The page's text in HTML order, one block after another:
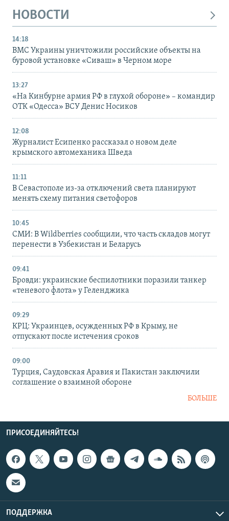
НОВОСТИ
14:18
ВМС Украины уничтожили российские объекты на
буровой установке «Сиваш» в Черном море
13:27
«На Кинбурне армия РФ в глухой обороне» – командир
ОТК «Одесса» ВСУ Денис Носиков
12:08
Журналист Есипенко рассказал о новом деле
крымского автомеханика Шведа
11:11
В Севастополе из-за отключений света планируют
менять схему питания светофоров
10:45
СМИ: В Wildberries сообщили, что часть складов могут
перенести в Узбекистан и Беларусь
09:41
Бровди: украинские беспилотники поразили танкер
«теневого флота» у Геленджика
09:29
КРЦ: Украинцев, осужденных РФ в Крыму, не
отпускают после истечения сроков
09:00
Турция, Саудовская Аравия и Пакистан заключили
соглашение о взаимной обороне
БОЛЬШЕ
ПРИСОЕДИНЯЙТЕСЬ!
ПОДДЕРЖКА